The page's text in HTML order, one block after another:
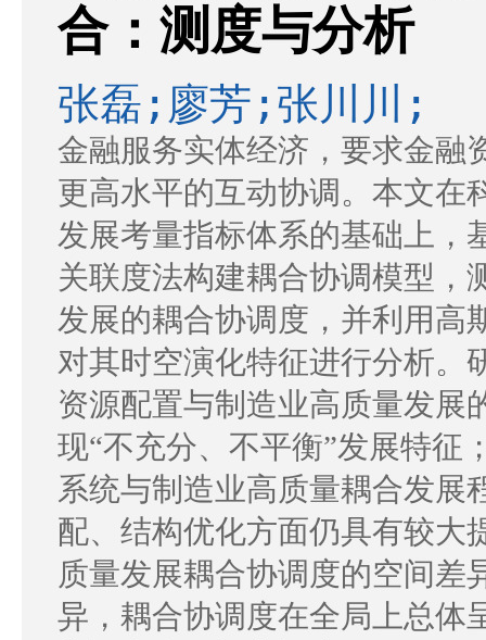
合：测度与分析
张磊;廖芳;张川川;
金融服务实体经济，要求金融
更高水平的互动协调。本文在
发展考量指标体系的基础上，
关联度法构建耦合协调模型，
发展的耦合协调度，并利用高
对其时空演化特征进行分析。
资源配置与制造业高质量发展
现“不充分、不平衡”发展特征
系统与制造业高质量耦合发展
配、结构优化方面仍具有较大
质量发展耦合协调度的空间差
异，耦合协调度在全局上总体